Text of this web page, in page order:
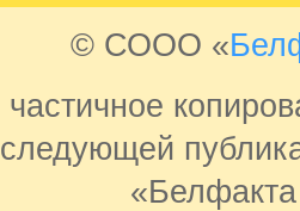
© СООО «